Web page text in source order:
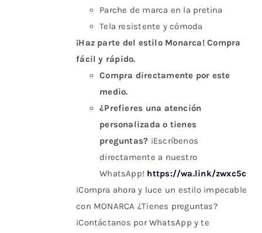
Parche de marca en la pretina
Tela resistente y cómoda
¡Haz parte del estilo Monarca! Compra
fácil y rápido.
Compra directamente por este
medio.
¿Prefieres una atención
personalizada o tienes
preguntas? ¡Escríbenos
directamente a nuestro
WhatsApp! https://wa.link/zwxc5c
¡Compra ahora y luce un estilo impecable
con MONARCA ¿Tienes preguntas?
¡Contáctanos por WhatsApp y te